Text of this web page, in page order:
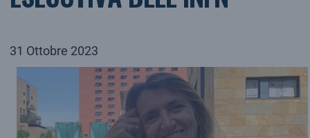
31 Ottobre 2023